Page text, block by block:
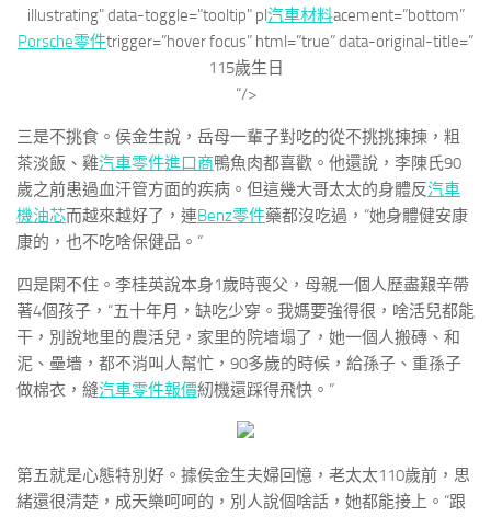
illustrating" data-toggle="tooltip" pl汽車材料acement=”bottom”
Porsche零件trigger=”hover focus” html=”true” data-original-title=”
115歲生日
“/>
三是不挑食。侯金生說，岳母一輩子對吃的從不挑挑揀揀，粗
茶淡飯、雞汽車零件進口商鴨魚肉都喜歡。他還說，李陳氏90
歲之前患過血汗管方面的疾病。但這幾大哥太太的身體反汽車
機油芯而越來越好了，連Benz零件藥都沒吃過，“她身體健安康
康的，也不吃啥保健品。”
四是閑不住。李桂英說本身1歲時喪父，母親一個人歷盡艱辛帶
著4個孩子，“五十年月，缺吃少穿。我媽要強得很，啥活兒都能
干，別說地里的農活兒，家里的院墻塌了，她一個人搬磚、和
泥、壘墻，都不消叫人幫忙，90多歲的時候，給孫子、重孫子
做棉衣，縫汽車零件報價紉機還踩得飛快。”
第五就是心態特別好。據侯金生夫婦回憶，老太太110歲前，思
緒還很清楚，成天樂呵呵的，別人說個啥話，她都能接上。“跟